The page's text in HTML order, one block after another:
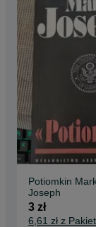
Potiomkin
Joseph
3 zł
6,61 zł z